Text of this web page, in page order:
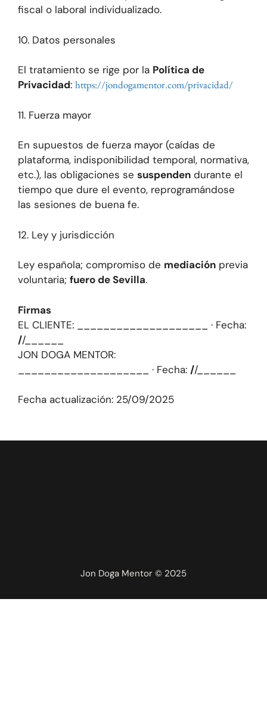
fiscal o laboral individualizado.
10. Datos personales
El tratamiento se rige por la Política de
Privacidad: https://jondogamentor.com/privacidad/
11. Fuerza mayor
En supuestos de fuerza mayor (caídas de
plataforma, indisponibilidad temporal, normativa,
etc.), las obligaciones se suspenden durante el
tiempo que dure el evento, reprogramándose
las sesiones de buena fe.
12. Ley y jurisdicción
Ley española; compromiso de mediación previa
voluntaria; fuero de Sevilla.
Firmas
EL CLIENTE: ____________________ · Fecha:
//______
JON DOGA MENTOR:
____________________ · Fecha: //______
Fecha actualización: 25/09/2025
Jon Doga Mentor © 2025